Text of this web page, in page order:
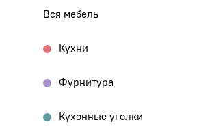
Вся мебель
Кухни
Фурнитура
Кухонные уголки